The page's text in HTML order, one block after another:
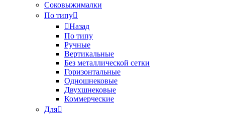
Соковыжималки
По типу
Назад
По типу
Ручные
Вертикальные
Без металлической сетки
Горизонтальные
Одношнековые
Двухшнековые
Коммерческие
Для